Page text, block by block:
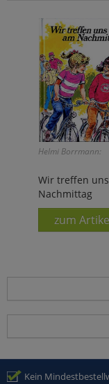
Helmi Borrmann:
Wir treffen
Nachmittag
zum
Kein